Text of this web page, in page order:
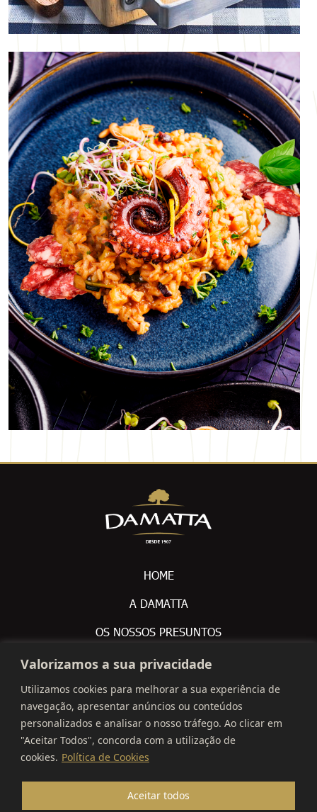
Valorizamos a sua privacidade
Utilizamos cookies para melhorar a sua experiência de
navegação, apresentar anúncios ou conteúdos
personalizados e analisar o nosso tráfego. Ao clicar em
"Aceitar Todos", concorda com a utilização de
cookies. Política de Cookies
Aceitar todos
HOME
A DAMATTA
OS NOSSOS PRESUNTOS
PRODUTOS
CONTACTO
+351 212 309 200
info@montalva.pt
Avenida De Olivença S/N,